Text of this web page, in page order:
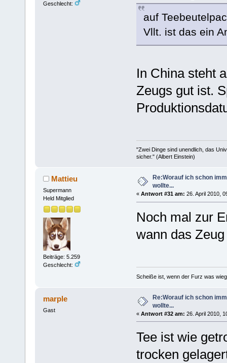
Geschlecht:
auf
Vllt. ist das ein
In China steht
Zeugs gut ist.
"Zwei Dinge sind unendlich, das
sicher." (Albert Einstein)
Mattieu
Supermann
Held Mitglied
Beiträge: 5.259
Geschlecht:
Re:Worauf ich schon
wollte...
« Antwort #31 am: 26. April 2010,
Noch mal zur
wann das
Scheiße ist, wenn der Furz was
marple
Gast
Re:Worauf ich schon
wollte...
« Antwort #32 am: 26. April 2010,
Tee ist wie
trocken